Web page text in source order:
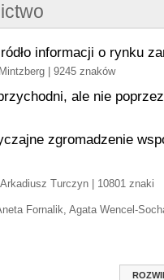
informacji o rynku
| 9245 znaków
ale nie
zgromadzenie
Arkadiusz Turczyn | 10801 znaki
Fornalik, Agata Wencel-